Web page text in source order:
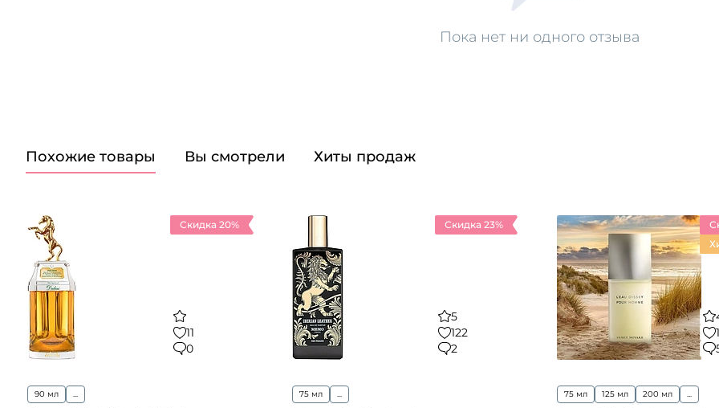
Пока нет ни одного отзыва
Похожие товары Вы смотрели Хиты продаж
Скидка 20%
11
0
90 мл ...
Скидка 23%
5
122
2
75 мл ... 75 мл 125 мл 200 мл ...